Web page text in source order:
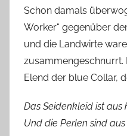
Schon damals
Worker“ gegenüber
und die Landwirte
zusammengeschnurrt.
Elend der blue Collar,
Das Seidenkleid ist aus
Und die Perlen sind